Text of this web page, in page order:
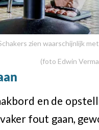
zien waarschijnlijk
(foto Edwin
en de
fout gaan,